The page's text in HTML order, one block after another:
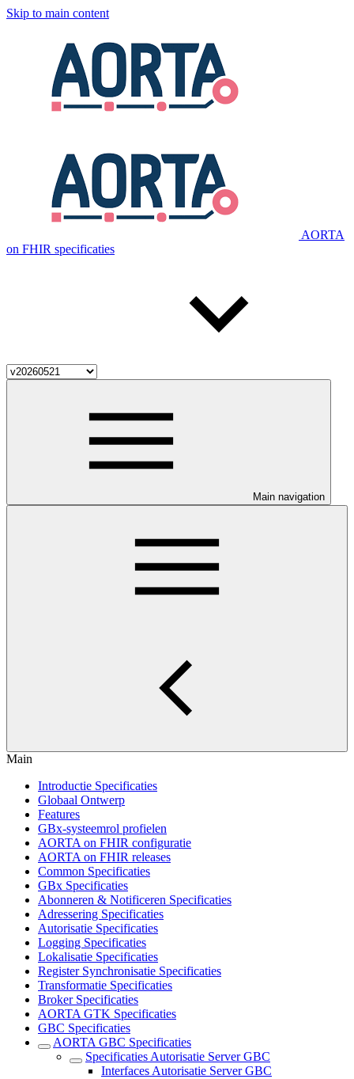
Skip to main content
AORTA
on FHIR specificaties
Main navigation
Main
Introductie Specificaties
Globaal Ontwerp
Features
GBx-systeemrol profielen
AORTA on FHIR configuratie
AORTA on FHIR releases
Common Specificaties
GBx Specificaties
Abonneren & Notificeren Specificaties
Adressering Specificaties
Autorisatie Specificaties
Logging Specificaties
Lokalisatie Specificaties
Register Synchronisatie Specificaties
Transformatie Specificaties
Broker Specificaties
AORTA GTK Specificaties
GBC Specificaties
AORTA GBC Specificaties
Specificaties Autorisatie Server GBC
Interfaces Autorisatie Server GBC